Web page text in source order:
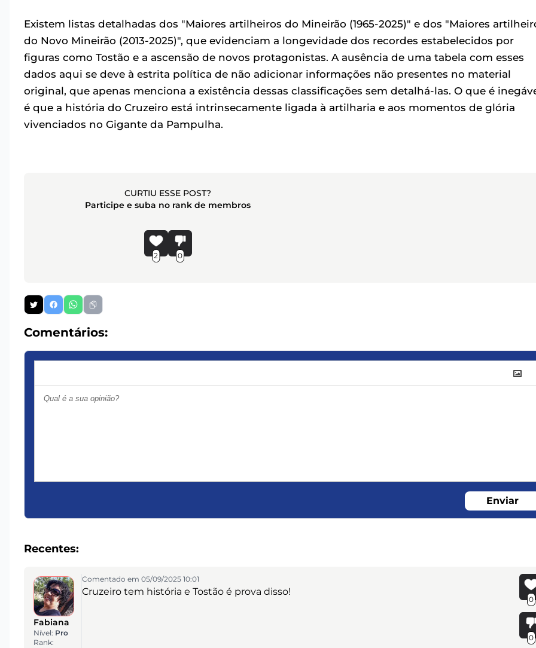
Existem listas detalhadas dos "Maiores artilheiros do Mineirão (1965-2025)" e dos "Maiores
do Novo Mineirão (2013-2025)", que evidenciam a longevidade dos recordes estabelecidos por
figuras como Tostão e a ascensão de novos protagonistas. A ausência de uma tabela com esses
dados aqui se deve à estrita política de não adicionar informações não presentes no material
original, que apenas menciona a existência dessas classificações sem detalhá-las. O que é
é que a história do Cruzeiro está intrinsecamente ligada à artilharia e aos momentos de glória
vivenciados no Gigante da Pampulha.
CURTIU ESSE POST?
Participe e suba no rank de membros
2 0
Comentários:
Enviar
Recentes:
Fabiana
Nível: Pro
Rank:
Comentado em 05/09/2025 10:01
Cruzeiro tem história e Tostão é prova disso!
0
0